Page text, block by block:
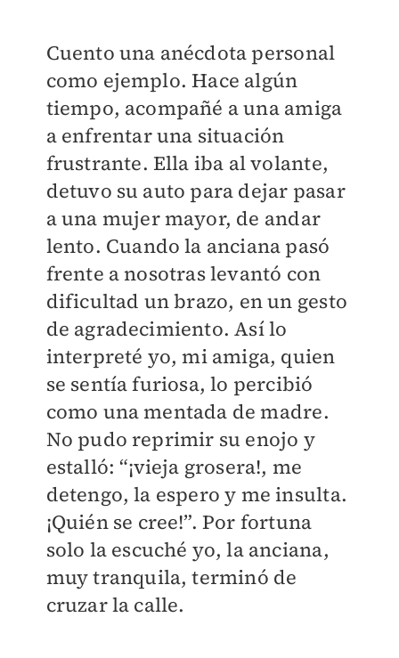
Cuento una anécdota personal
como ejemplo. Hace algún
tiempo, acompañé a una amiga
a enfrentar una situación
frustrante. Ella iba al volante,
detuvo su auto para dejar pasar
a una mujer mayor, de andar
lento. Cuando la anciana pasó
frente a nosotras levantó con
dificultad un brazo, en un gesto
de agradecimiento. Así lo
interpreté yo, mi amiga, quien
se sentía furiosa, lo percibió
como una mentada de madre.
No pudo reprimir su enojo y
estalló: “¡vieja grosera!, me
detengo, la espero y me insulta.
¡Quién se cree!”. Por fortuna
solo la escuché yo, la anciana,
muy tranquila, terminó de
cruzar la calle.